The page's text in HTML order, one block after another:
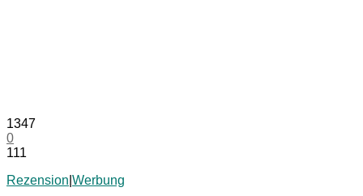
1347
0
111
Rezension Werbung